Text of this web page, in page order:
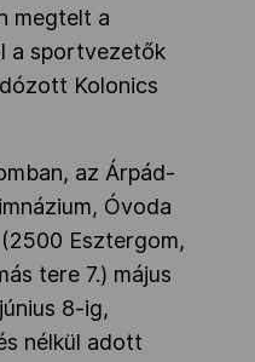
megtelt a
a sportvezetők
Kolonics
az Árpád-
Óvoda
Esztergom,
tere 7.) május
8-ig,
nélkül adott